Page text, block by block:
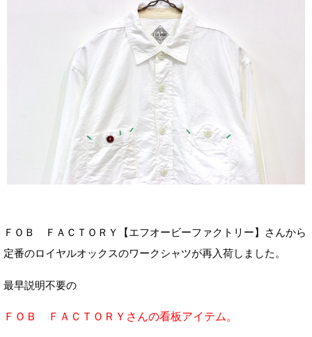
ＦＯＢ ＦＡＣＴＯＲＹ【エフオービーファクトリー】さんから
定番のロイヤルオックスのワークシャツが再入荷しました。
最早説明不要の
ＦＯＢ ＦＡＣＴＯＲＹさんの看板アイテム。